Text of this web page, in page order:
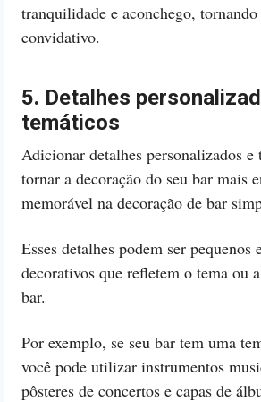
tranquilidade e aconchego,
convidativo.
5. Detalhes
temáticos
Adicionar detalhes personalizados e
tornar a decoração do seu bar mais
memorável na decoração de bar
Esses detalhes podem ser pequenos
decorativos que refletem o tema ou
bar.
Por exemplo, se seu bar tem uma
você pode utilizar instrumentos
pôsteres de concertos e capas de